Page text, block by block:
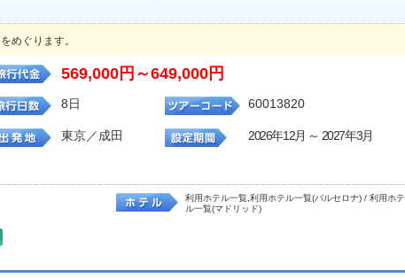
をめぐります。
569,000円～649,000円
8日 60013820
東京／成田 2026年12月 ～ 2027年3月
利用ホテル一覧,利用ホテル一覧(バルセロナ) / 利用ホテ
ル一覧(マドリッド)